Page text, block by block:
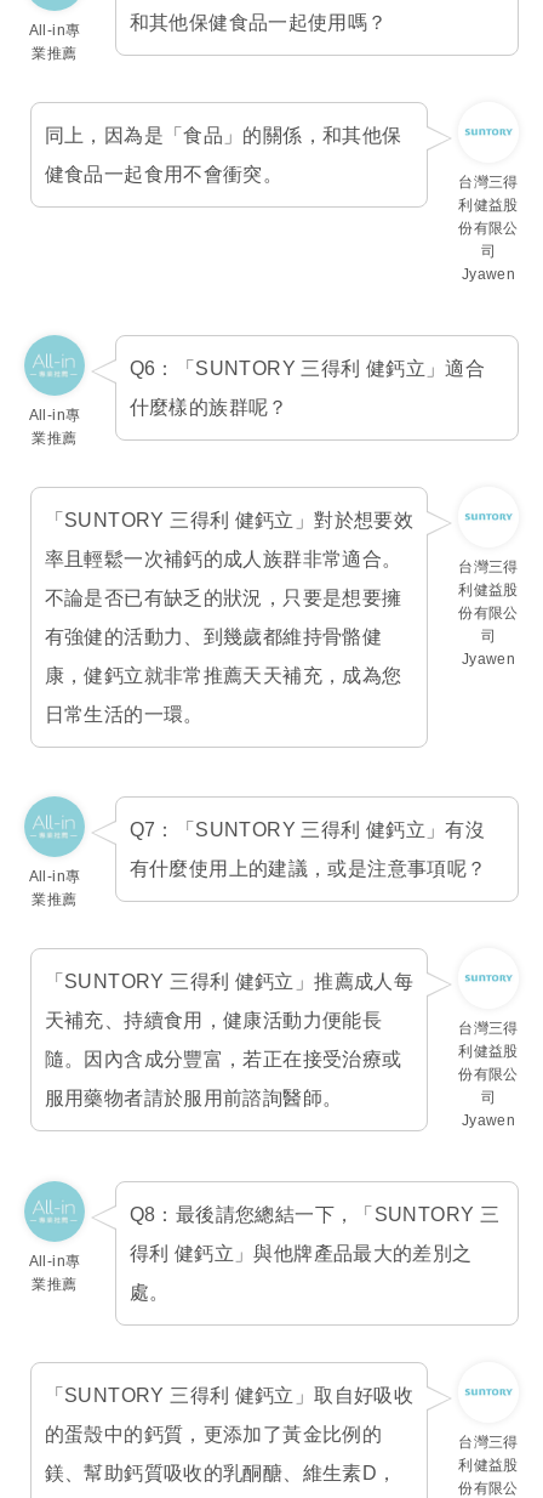
All-in專
業推薦
和其他保健食品一起使用嗎？
台灣三得
利健益股
份有限公
司
Jyawen
同上，因為是「食品」的關係，和其他保
健食品一起食用不會衝突。
All-in專
業推薦
Q6：「SUNTORY 三得利 健鈣立」適合
什麼樣的族群呢？
台灣三得
利健益股
份有限公
司
Jyawen
「SUNTORY 三得利 健鈣立」對於想要效
率且輕鬆一次補鈣的成人族群非常適合。
不論是否已有缺乏的狀況，只要是想要擁
有強健的活動力、到幾歲都維持骨骼健
康，健鈣立就非常推薦天天補充，成為您
日常生活的一環。
All-in專
業推薦
Q7：「SUNTORY 三得利 健鈣立」有沒
有什麼使用上的建議，或是注意事項呢？
台灣三得
利健益股
份有限公
司
Jyawen
「SUNTORY 三得利 健鈣立」推薦成人每
天補充、持續食用，健康活動力便能長
隨。因內含成分豐富，若正在接受治療或
服用藥物者請於服用前諮詢醫師。
All-in專
業推薦
Q8：最後請您總結一下，「SUNTORY 三
得利 健鈣立」與他牌產品最大的差別之
處。
台灣三得
利健益股
份有限公
「SUNTORY 三得利 健鈣立」取自好吸收
的蛋殼中的鈣質，更添加了黃金比例的
鎂、幫助鈣質吸收的乳酮醣、維生素D，